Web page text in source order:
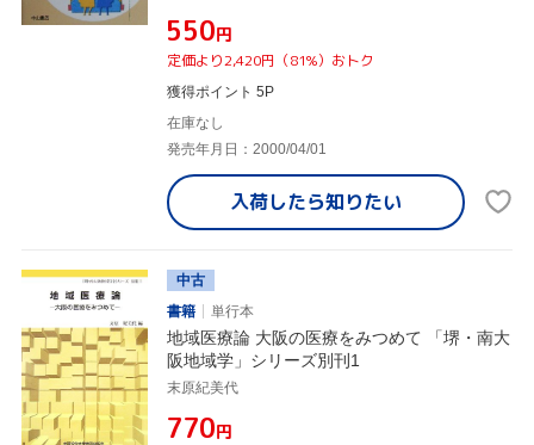
¥550円
定価より2,420円（81%）おトク
獲得ポイント 5P
在庫なし
発売年月日：2000/04/01
入荷したら知りたい
中古
書籍
単行本
地域医療論 大阪の医療をみつめて 「堺・南大
阪地域学」シリーズ別刊1
末原紀美代
¥770円